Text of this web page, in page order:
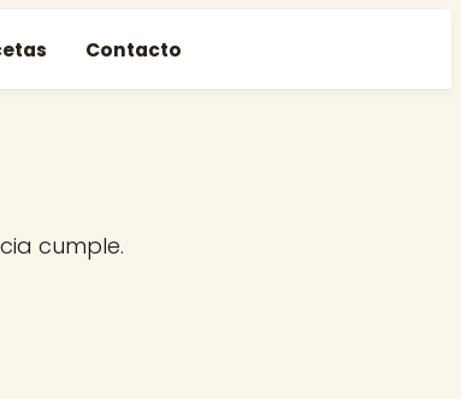
Contacto
cumple.